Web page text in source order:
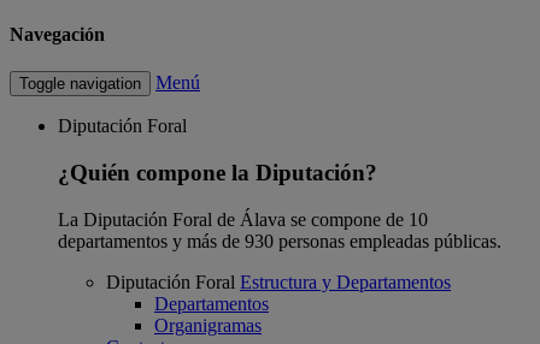
Navegación
Toggle navigation Menú
Diputación Foral
¿Quién compone la Diputación?
La Diputación Foral de Álava se compone de 10
departamentos y más de 930 personas empleadas públicas.
Diputación Foral Estructura y Departamentos
Departamentos
Organigramas